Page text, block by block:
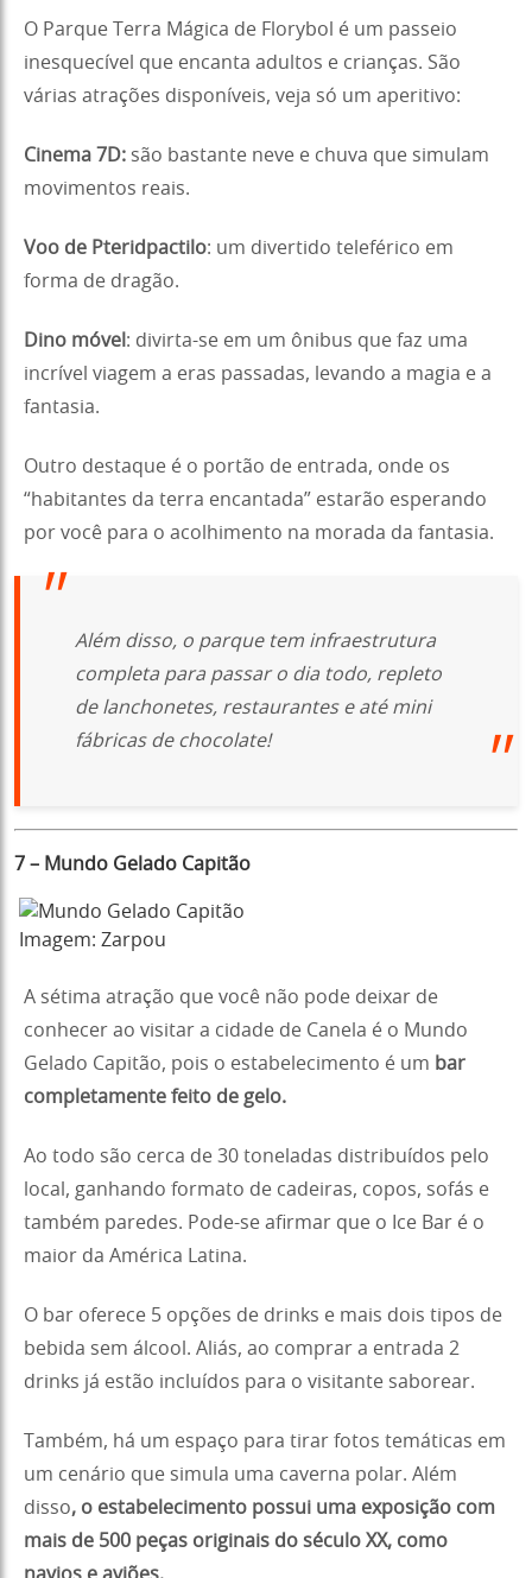
O Parque Terra Mágica de Florybol é um passeio
inesquecível que encanta adultos e crianças. São
várias atrações disponíveis, veja só um aperitivo:
Cinema 7D: são bastante neve e chuva que simulam
movimentos reais.
Voo de Pteridpactilo: um divertido teleférico em
forma de dragão.
Dino móvel : divirta-se em um ônibus que faz uma
incrível viagem a eras passadas, levando a magia e a
fantasia.
Outro destaque é o portão de entrada, onde os
“habitantes da terra encantada” estarão esperando
por você para o acolhimento na morada da fantasia.
Além disso, o parque tem infraestrutura
completa para passar o dia todo, repleto
de lanchonetes, restaurantes e até mini
fábricas de chocolate!
7 – Mundo Gelado Capitão
Imagem: Zarpou
A sétima atração que você não pode deixar de
conhecer ao visitar a cidade de Canela é o Mundo
Gelado Capitão, pois o estabelecimento é um bar
completamente feito de gelo.
Ao todo são cerca de 30 toneladas distribuídos pelo
local, ganhando formato de cadeiras, copos, sofás e
também paredes. Pode-se afirmar que o Ice Bar é o
maior da América Latina.
O bar oferece 5 opções de drinks e mais dois tipos de
bebida sem álcool. Aliás, ao comprar a entrada 2
drinks já estão incluídos para o visitante saborear.
Também, há um espaço para tirar fotos temáticas em
um cenário que simula uma caverna polar. Além
disso, o estabelecimento possui uma exposição com
mais de 500 peças originais do século XX, como